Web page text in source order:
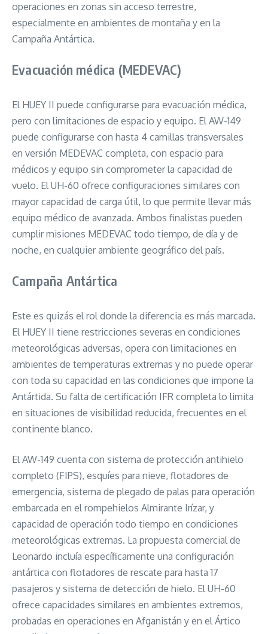
operaciones en zonas sin acceso terrestre,
especialmente en ambientes de montaña y en la
Campaña Antártica.
Evacuación médica (MEDEVAC)
El HUEY II puede configurarse para evacuación médica,
pero con limitaciones de espacio y equipo. El AW-149
puede configurarse con hasta 4 camillas transversales
en versión MEDEVAC completa, con espacio para
médicos y equipo sin comprometer la capacidad de
vuelo. El UH-60 ofrece configuraciones similares con
mayor capacidad de carga útil, lo que permite llevar más
equipo médico de avanzada. Ambos finalistas pueden
cumplir misiones MEDEVAC todo tiempo, de día y de
noche, en cualquier ambiente geográfico del país.
Campaña Antártica
Este es quizás el rol donde la diferencia es más marcada.
El HUEY II tiene restricciones severas en condiciones
meteorológicas adversas, opera con limitaciones en
ambientes de temperaturas extremas y no puede operar
con toda su capacidad en las condiciones que impone la
Antártida. Su falta de certificación IFR completa lo limita
en situaciones de visibilidad reducida, frecuentes en el
continente blanco.
El AW-149 cuenta con sistema de protección antihielo
completo (FIPS), esquíes para nieve, flotadores de
emergencia, sistema de plegado de palas para operación
embarcada en el rompehielos Almirante Irízar, y
capacidad de operación todo tiempo en condiciones
meteorológicas extremas. La propuesta comercial de
Leonardo incluía específicamente una configuración
antártica con flotadores de rescate para hasta 17
pasajeros y sistema de detección de hielo. El UH-60
ofrece capacidades similares en ambientes extremos,
probadas en operaciones en Afganistán y en el Ártico